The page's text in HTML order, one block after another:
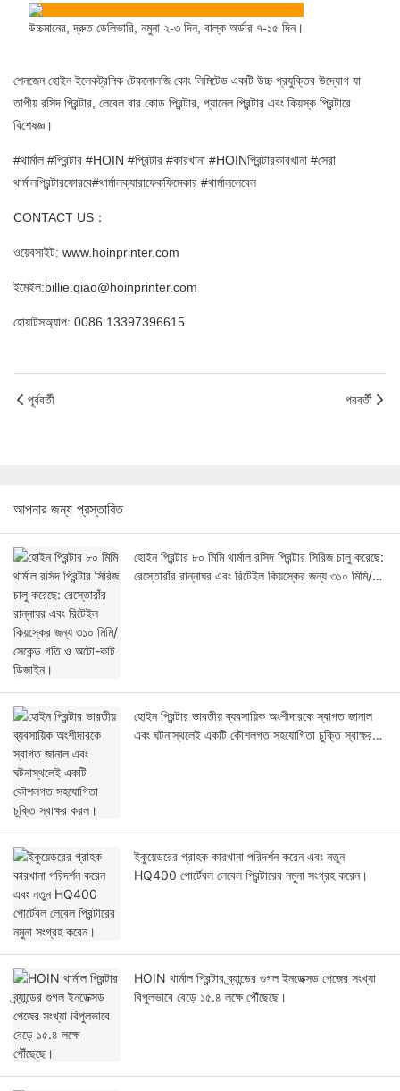
উচ্চমানের, দ্রুত ডেলিভারি, নমুনা ২-৩ দিন, বাল্ক অর্ডার ৭-১৫ দিন।
শেনজেন হোইন ইলেকট্রনিক টেকনোলজি কোং লিমিটেড একটি উচ্চ প্রযুক্তির উদ্যোগ যা
তাপীয় রসিদ প্রিন্টার, লেবেল বার কোড প্রিন্টার, প্যানেল প্রিন্টার এবং কিয়স্ক প্রিন্টারে
বিশেষজ্ঞ।
#থার্মাল #প্রিন্টার #HOIN #প্রিন্টার #কারখানা #HOINপ্রিন্টারকারখানা #সেরা
থার্মালপ্রিন্টারফোরবে#থার্মালক্যারাফেকফিমেকার #থার্মাললেবেল
CONTACT US：
ওয়েবসাইট: www.hoinprinter.com
ইমেইল:billie.qiao@hoinprinter.com
হোয়াটসঅ্যাপ: 0086 13397396615
পূর্ববর্তী পরবর্তী
আপনার জন্য প্রস্তাবিত
হোইন প্রিন্টার ৮০ মিমি থার্মাল রসিদ প্রিন্টার সিরিজ চালু করেছে:
রেস্তোরাঁর রান্নাঘর এবং রিটেইল কিয়স্কের জন্য ৩১০ মিমি/
হোইন প্রিন্টার ভারতীয় ব্যবসায়িক অংশীদারকে স্বাগত জানাল
এবং ঘটনাস্থলেই একটি কৌশলগত সহযোগিতা চুক্তি স্বাক্ষর
ইকুয়েডরের গ্রাহক কারখানা পরিদর্শন করেন এবং নতুন
HQ400 পোর্টেবল লেবেল প্রিন্টারের নমুনা সংগ্রহ করেন।
HOIN থার্মাল প্রিন্টার ব্র্যান্ডের গুগল ইনডেক্সড পেজের সংখ্যা
বিপুলভাবে বেড়ে ১৫.৪ লক্ষে পৌঁছেছে।